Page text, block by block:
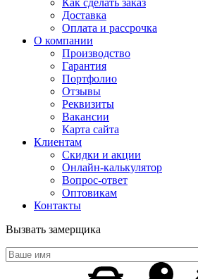
Доставка
Оплата и рассрочка
О компании
Производство
Гарантия
Портфолио
Отзывы
Реквизиты
Вакансии
Карта сайта
Клиентам
Скидки и акции
Онлайн-калькулятор
Вопрос-ответ
Оптовикам
Контакты
Вызвать замерщика